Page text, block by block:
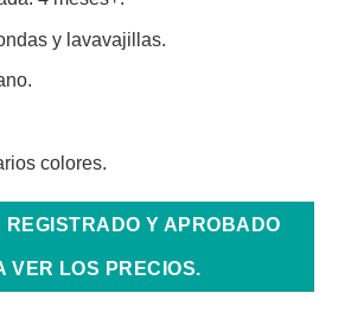
y lavavajillas.
colores.
REGISTRADO Y APROBADO
VER LOS PRECIOS.